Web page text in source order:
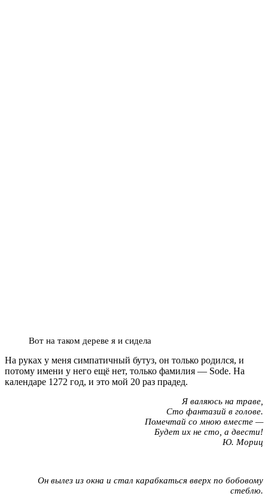
Вот на таком дереве я и сидела
На руках у меня симпатичный бутуз, он только родился, и
потому имени у него ещё нет, только фамилия — Sode. На
календаре 1272 год, и это мой 20 раз прадед.
Я валяюсь на траве,
Сто фантазий в голове.
Помечтай со мною вместе —
Будет их не сто, а двести!
Ю. Мориц
Он вылез из окна и стал карабкаться вверх по бобовому
стеблю.